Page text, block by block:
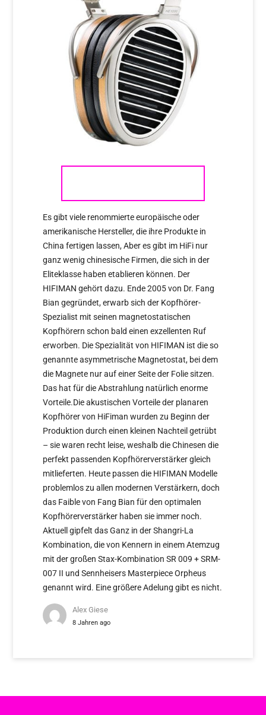
Es gibt viele renommierte europäische oder
amerikanische Hersteller, die ihre Produkte in
China fertigen lassen, Aber es gibt im HiFi nur
ganz wenig chinesische Firmen, die sich in der
Eliteklasse haben etablieren können. Der
HIFIMAN gehört dazu. Ende 2005 von Dr. Fang
Bian gegründet, erwarb sich der Kopfhörer-
Spezialist mit seinen magnetostatischen
Kopfhörern schon bald einen exzellenten Ruf
erworben. Die Spezialität von HIFIMAN ist die so
genannte asymmetrische Magnetostat, bei dem
die Magnete nur auf einer Seite der Folie sitzen.
Das hat für die Abstrahlung natürlich enorme
Vorteile.Die akustischen Vorteile der planaren
Kopfhörer von HiFiman wurden zu Beginn der
Produktion durch einen kleinen Nachteil getrübt
– sie waren recht leise, weshalb die Chinesen die
perfekt passenden Kopfhörerverstärker gleich
mitlieferten. Heute passen die HIFIMAN Modelle
problemlos zu allen modernen Verstärkern, doch
das Faible von Fang Bian für den optimalen
Kopfhörerverstärker haben sie immer noch.
Aktuell gipfelt das Ganz in der Shangri-La
Kombination, die von Kennern in einem Atemzug
mit der großen Stax-Kombination SR 009 + SRM-
007 II und Sennheisers Masterpiece Orpheus
genannt wird. Eine größere Adelung gibt es nicht.
Alex Giese
8 Jahren ago